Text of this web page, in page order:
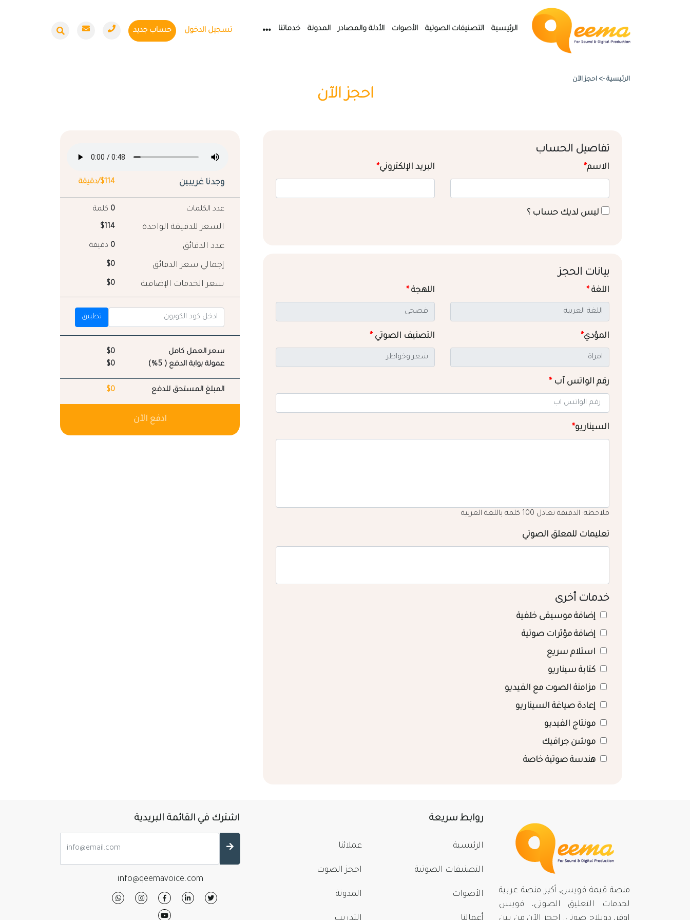
الرئيسية التصنيفات الصوتية الأصوات الأدلة والمصادر المدونة خدماتنا تسجيل الدخول حساب جديد
الرئيسية -> احجز الآن
احجز الآن
تفاصيل الحساب
الاسم* البريد الإلكتروني*
ليس لديك حساب ؟
بيانات الحجز
اللغة* اللهجة*
المؤدي* التصنيف الصوتي*
رقم الواتس آب*
السيناريو*
ملاحظة: الدقيقة تعادل 100 كلمة باللغة العربية
تعليمات للمعلق الصوتي
خدمات أخرى
إضافة موسيقى خلفية
إضافة مؤثرات صوتية
استلام سريع
كتابة سيناريو
مزامنة الصوت مع الفيديو
إعادة صياغة السيناريو
مونتاج الفيديو
موشن جرافيك
هندسة صوتية خاصة
وجدنا غريبين $114/دقيقة
عدد الكلمات 0 كلمة
السعر للدقيقة الواحدة $114
عدد الدقائق 0 دقيقة
إجمالي سعر الدقائق $0
سعر الخدمات الإضافية $0
تطبيق
سعر العمل كامل
$0
عمولة بوابة الدفع ( 5%)
$0
المبلغ المستحق للدفع $0
ادفع الآن
منصة قيمة فويس, أكبر منصة عربية
لخدمات التعليق الصوتي، فويس
روابط سريعة
الرئيسية
التصنيفات الصوتية
الأصوات
عملائنا
احجز الصوت
المدونة
اشترك في القائمة البريدية
info@qeemavoice.com